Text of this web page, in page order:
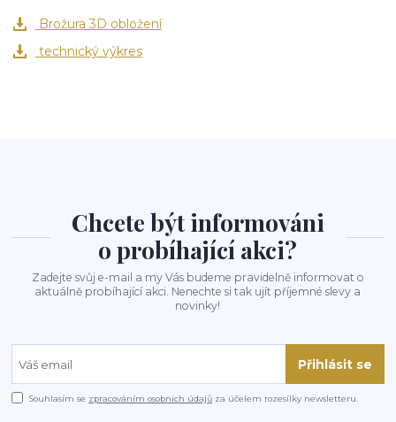
Brožura 3D obložení
technický výkres
Chcete být informováni
o probíhající akci?
Zadejte svůj e-mail a my Vás budeme pravidelně informovat o
aktuálně probíhající akci. Nenechte si tak ujít příjemné slevy a
novinky!
Přihlásit se
Souhlasím se zpracováním osobních údajů za účelem rozesílky newsletteru.